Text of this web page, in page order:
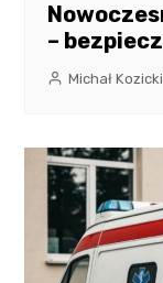
–
Michał Kozicki